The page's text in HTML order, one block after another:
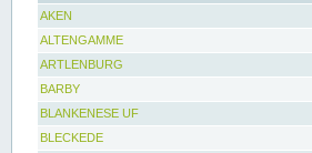
AKEN
ALTENGAMME
ARTLENBURG
BARBY
BLANKENESE UF
BLECKEDE